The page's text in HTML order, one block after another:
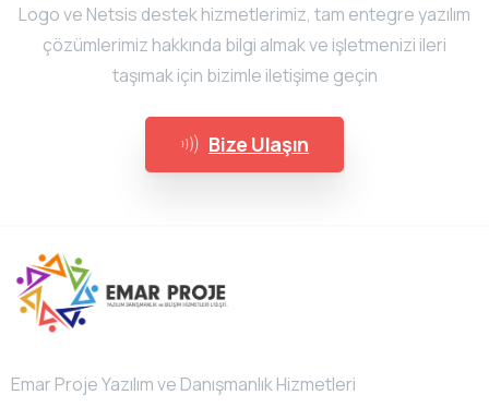
Logo ve Netsis destek hizmetlerimiz, tam entegre yazılım
çözümlerimiz hakkında bilgi almak ve işletmenizi ileri
taşımak için bizimle iletişime geçin
Bize Ulaşın
Emar Proje Yazılım ve Danışmanlık Hizmetleri